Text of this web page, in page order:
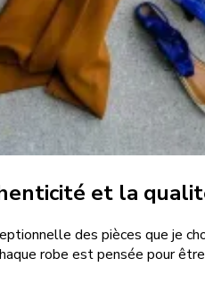
et la
des pièces que je
robe est pensée pour être